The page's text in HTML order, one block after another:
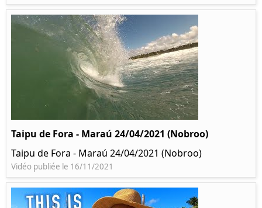
Taipu de Fora - Maraú 24/04/2021 (Nobroo)
Taipu de Fora - Maraú 24/04/2021 (Nobroo)
Vidéo publiée le 16/11/2021